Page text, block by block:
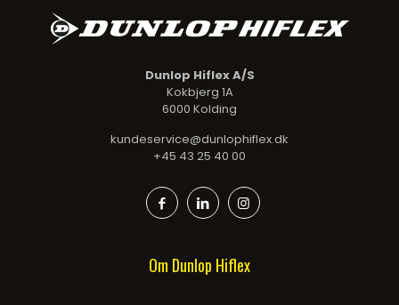
Dunlop Hiflex A/S
Kokbjerg 1A
6000 Kolding
kundeservice@dunlophiflex.dk
+45 43 25 40 00
Om Dunlop Hiflex